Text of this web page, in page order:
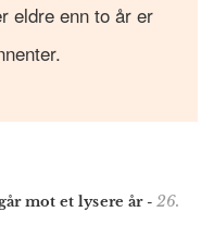
eldre enn to år er
mot et lysere år- 26.